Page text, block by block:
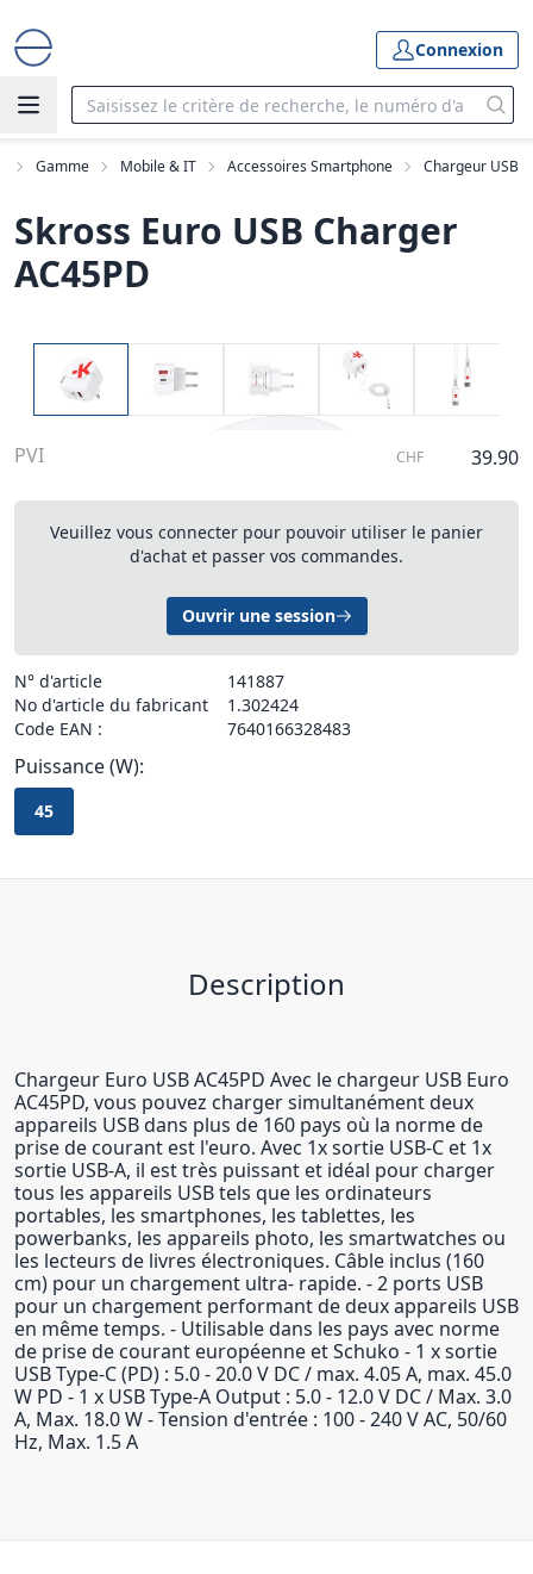
Connexion
Gamme Mobile & IT Accessoires Smartphone Chargeur USB
Skross Euro USB Charger
AC45PD
PVI CHF 39.90
Veuillez vous connecter pour pouvoir utiliser le panier
d'achat et passer vos commandes.
Ouvrir une session
N° d'article
141887
No d'article du fabricant
1.302424
Code EAN :
7640166328483
Puissance (W):
45
Description
Chargeur Euro USB AC45PD Avec le chargeur USB Euro
AC45PD, vous pouvez charger simultanément deux
appareils USB dans plus de 160 pays où la norme de
prise de courant est l'euro. Avec 1x sortie USB-C et 1x
sortie USB-A, il est très puissant et idéal pour charger
tous les appareils USB tels que les ordinateurs
portables, les smartphones, les tablettes, les
powerbanks, les appareils photo, les smartwatches ou
les lecteurs de livres électroniques. Câble inclus (160
cm) pour un chargement ultra- rapide. - 2 ports USB
pour un chargement performant de deux appareils USB
en même temps. - Utilisable dans les pays avec norme
de prise de courant européenne et Schuko - 1 x sortie
USB Type-C (PD) : 5.0 - 20.0 V DC / max. 4.05 A, max. 45.0
W PD - 1 x USB Type-A Output : 5.0 - 12.0 V DC / Max. 3.0
A, Max. 18.0 W - Tension d'entrée : 100 - 240 V AC, 50/60
Hz, Max. 1.5 A